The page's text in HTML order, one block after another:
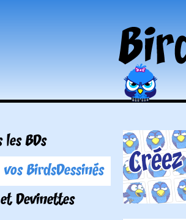
les BDs
vos BirdsDessinés
Devinettes